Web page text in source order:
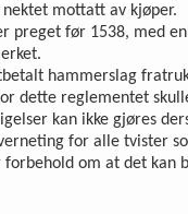
mottatt av kjøper.
preget før 1538, med
hammerslag
dette reglementet
kan ikke gjøres
for alle tvister
forbehold om at det